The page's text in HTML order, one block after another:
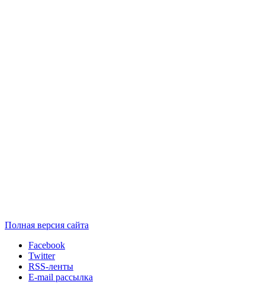
Полная версия сайта
Facebook
Twitter
RSS-ленты
E-mail рассылка